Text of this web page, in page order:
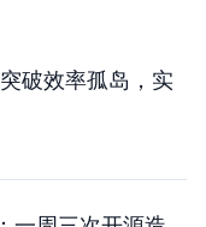
破效率孤岛，实